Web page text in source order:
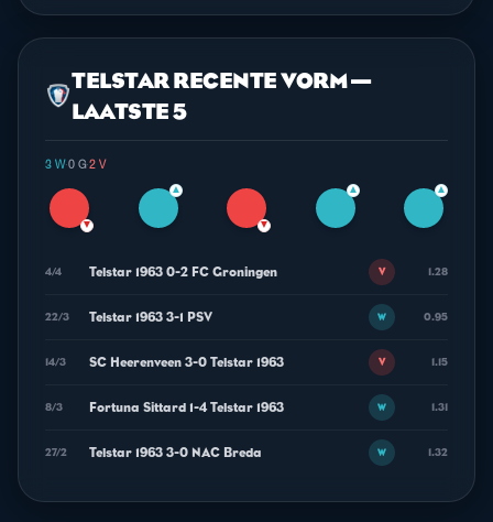
TELSTAR RECENTE VORM —
LAATSTE 5
3 W·0 G·2 V
▼
▲
▼
▲ ▲
4/4 Telstar 1963 0-2 FC Groningen V 1.28
22/3 Telstar 1963 3-1 PSV W 0.95
14/3 SC Heerenveen 3-0 Telstar 1963 V 1.15
8/3 Fortuna Sittard 1-4 Telstar 1963 W 1.31
27/2 Telstar 1963 3-0 NAC Breda W 1.32